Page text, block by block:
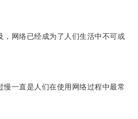
网络已经成为了人们生活中不可或
一直是人们在使用网络过程中最常